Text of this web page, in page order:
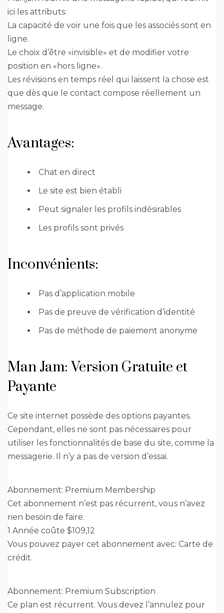
ici les attributs:
La capacité de voir une fois que les associés sont en
ligne.
Le choix d’être «invisible» et de modifier votre
position en «hors ligne».
Les révisions en temps réel qui laissent la chose est
que dès que le contact compose réellement un
message.
Avantages:
Chat en direct
Le site est bien établi
Peut signaler les profils indésirables
Les profils sont privés
Inconvénients:
Pas d’application mobile
Pas de preuve de vérification d’identité
Pas de méthode de paiement anonyme
Man Jam: Version Gratuite et
Payante
Ce site internet possède des options payantes.
Cependant, elles ne sont pas nécessaires pour
utiliser les fonctionnalités de base du site, comme la
messagerie. Il n’y a pas de version d’essai.
Abonnement: Premium Membership
Cet abonnement n’est pas récurrent, vous n’avez
rien besoin de faire.
1 Année coûte $109,12
Vous pouvez payer cet abonnement avec: Carte de
crédit.
Abonnement: Premium Subscription
Ce plan est récurrent. Vous devez l’annulez pour